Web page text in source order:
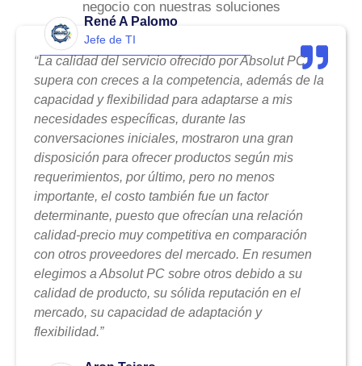
negocio con nuestras soluciones
René A Palomo
Jefe de TI
“La calidad del servicio ofrecido por Absolut PC
supera con creces a la competencia, además de la
capacidad y flexibilidad para adaptarse a mis
necesidades específicas, durante las
conversaciones iniciales, mostraron una gran
disposición para ofrecer productos según mis
requerimientos, por último, pero no menos
importante, el costo también fue un factor
determinante, puesto que ofrecían una relación
calidad-precio muy competitiva en comparación
con otros proveedores del mercado. En resumen
elegimos a Absolut PC sobre otros debido a su
calidad de producto, su sólida reputación en el
mercado, su capacidad de adaptación y
flexibilidad.”